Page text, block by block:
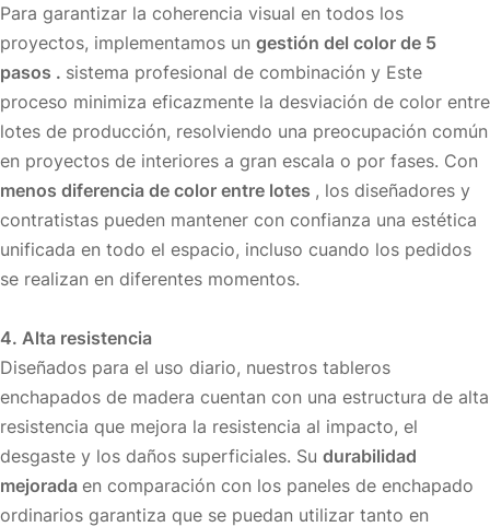
Para garantizar la coherencia visual en todos los
proyectos, implementamos un gestión del color de 5
pasos . sistema profesional de combinación y Este
proceso minimiza eficazmente la desviación de color entre
lotes de producción, resolviendo una preocupación común
en proyectos de interiores a gran escala o por fases. Con
menos diferencia de color entre lotes , los diseñadores y
contratistas pueden mantener con confianza una estética
unificada en todo el espacio, incluso cuando los pedidos
se realizan en diferentes momentos.
4. Alta resistencia
Diseñados para el uso diario, nuestros tableros
enchapados de madera cuentan con una estructura de alta
resistencia que mejora la resistencia al impacto, el
desgaste y los daños superficiales. Su durabilidad
mejorada en comparación con los paneles de enchapado
ordinarios garantiza que se puedan utilizar tanto en